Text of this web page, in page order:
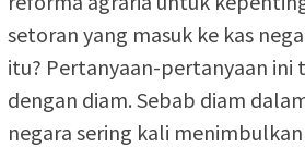
setoran yang masuk ke kas
itu? Pertanyaan-pertanyaan ini
dengan diam. Sebab diam
negara sering kali